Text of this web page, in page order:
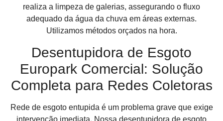
realiza a limpeza de galerias, assegurando o fluxo
adequado da água da chuva em áreas externas.
Utilizamos métodos orçados na hora.
Desentupidora de Esgoto
Europark Comercial: Solução
Completa para Redes Coletoras
Rede de esgoto entupida é um problema grave que exige
intervenção imediata. Nossa desentupidora de esgoto